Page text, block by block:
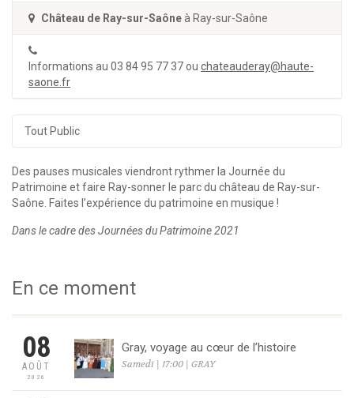
Château de Ray-sur-Saôneà Ray-sur-Saône
Informations au 03 84 95 77 37 ou chateauderay@haute-
saone.fr
Tout Public
Des pauses musicales viendront rythmer la Journée du
Patrimoine et faire Ray-sonner le parc du château de Ray-sur-
Saône. Faites l’expérience du patrimoine en musique !
Dans le cadre des Journées du Patrimoine 2021
En ce moment
08
AOÛT
2026
Gray, voyage au cœur de l’histoire
Samedi | 17:00 | GRAY